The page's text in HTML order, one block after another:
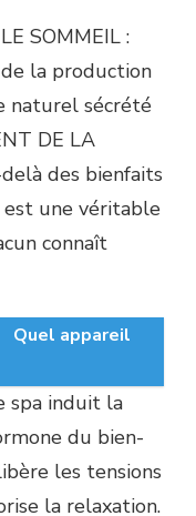
SOMMEIL :
la production
naturel sécrété
DE LA
des bienfaits
est une véritable
connaît
Quel appareil
spa induit la
du bien-
les tensions
la relaxation.